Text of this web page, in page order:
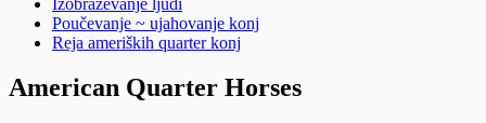
Poučevanje ~ ujahovanje konj
Reja ameriških quarter konj
American Quarter Horses